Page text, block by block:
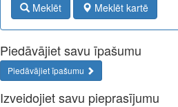
Meklēt Meklēt kartē
Piedāvājiet savu īpašumu
Piedāvājiet īpašumu
Izveidojiet savu pieprasījumu